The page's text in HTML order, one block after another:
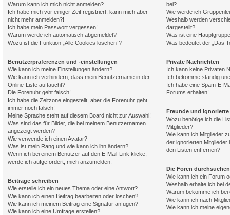
Warum kann ich mich nicht anmelden?
Ich habe mich vor einiger Zeit registriert, kann mich aber
nicht mehr anmelden?!
Ich habe mein Passwort vergessen!
Warum werde ich automatisch abgemeldet?
Wozu ist die Funktion „Alle Cookies löschen“?
Benutzerpräferenzen und -einstellungen
Wie kann ich meine Einstellungen ändern?
Wie kann ich verhindern, dass mein Benutzername in der
Online-Liste auftaucht?
Die Forenuhr geht falsch!
Ich habe die Zeitzone eingestellt, aber die Forenuhr geht
immer noch falsch!
Meine Sprache steht auf diesem Board nicht zur Auswahl!
Was sind das für Bilder, die bei meinem Benutzernamen
angezeigt werden?
Wie verwende ich einen Avatar?
Was ist mein Rang und wie kann ich ihn ändern?
Wenn ich bei einem Benutzer auf den E-Mail-Link klicke,
werde ich aufgefordert, mich anzumelden.
Beiträge schreiben
Wie erstelle ich ein neues Thema oder eine Antwort?
Wie kann ich einen Beitrag bearbeiten oder löschen?
Wie kann ich meinem Beitrag eine Signatur anfügen?
Wie kann ich eine Umfrage erstellen?
bei?
Wie werde ich
Weshalb werden
dargestellt?
Was ist eine
Was bedeutet der „Das
Private Nachrichten
Ich kann keine Privaten
Ich bekomme ständig
Ich habe eine Spam-E-
Forums erhalten!
Freunde und
Wozu benötige ich die
Mitglieder?
Wie kann ich Mitglieder
der ignorierten
den Listen entfernen?
Die Foren durchsuchen
Wie kann ich ein Forum
Weshalb erhalte ich bei
Warum bekomme ich bei
Wie kann ich nach
Wie kann ich meine